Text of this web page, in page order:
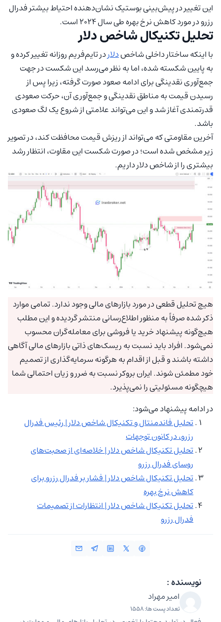
این تغییر در پیش‌بینی بوستیک نشان‌دهنده‌ احتیاط بیشتر فدرال
رزرو در مورد کاهش نرخ‌ بهره طی سال ۲۰۲۴ است.
تحلیل تکنیکال شاخص دلار
با اینکه ساختار داخلی شاخصدلاردر تایم‌فریم روزانه تغییر کرده و
به پایین شکسته شده،‌ اما به نظر می‌رسد این شکست در جهت
جمع‌آوری نقدینگی برای ادامه صعود صورت گرفته، زیرا پس از
رسیدن قیمت به مناطق نقدینگی و جمع‌آوری آن،‌ حرکت صعودی
قدرتمندی آغاز شد و این می‌تواند علامتی از شروع یک لگ صعودی
باشد.
آخرین مقاومتی که می‌تواند از ریزش قیمت محافظت کند، در تصویر
زیر مشخص شده است؛ در صورت شکست این مقاوت، انتظار رشد
بیشتری را از شاخص دلار داریم.
هیچ تحلیل قطعی در مورد بازارهای مالی وجود ندارد. تمامی موارد
ذکر شده صرفاً به منظور اطلاع‌رسانی منتشر گردیده و این مطلب
هیچ‌گونه پیشنهاد خرید یا فروشی برای معامله‌گران محسوب
نمی‌شود. افراد باید نسبت به ریسک‌های ذاتی بازارهای مالی آگاهی
داشته باشند و قبل از اقدام به هرگونه سرمایه‌گذاری از تصمیم
خود مطمئن شوند. ایران بروکر نسبت به ضرر و زیان احتمالی شما
هیچگونه مسئولیتی را نمی‌پذیرد.
در ادامه پیشنهاد می‌شود:
تحلیل فاندمنتال و تکنیکال شاخص دلار | رئیس فدرال
رزرو، در کانون توجهات
تحلیل تکنیکال شاخص دلار | خلاصه‌ای از صحبت‌های
روسای فدرال رزرو
تحلیل تکنیکال شاخص دلار | فشار بر فدرال رزرو برای
کاهش نرخ بهره
تحلیل تکنیکال شاخص دلار | انتظارات از تصمیمات
فدرال رزرو
نویسنده :
امیر مهراد
تعداد پست ها: 1558